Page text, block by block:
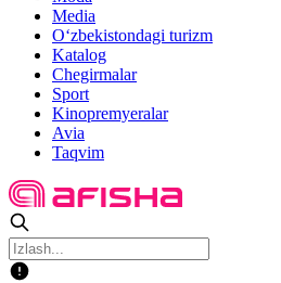
Media
O‘zbekistondagi turizm
Katalog
Chegirmalar
Sport
Kinopremyeralar
Avia
Taqvim